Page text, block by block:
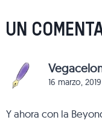
UN
16 marzo,
Y ahora con la